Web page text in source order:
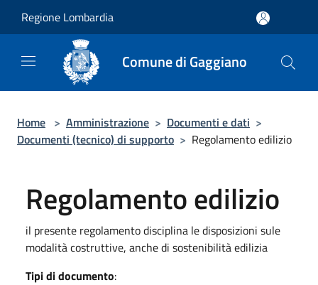
Regione Lombardia
Comune di Gaggiano
Home > Amministrazione > Documenti e dati >
Documenti (tecnico) di supporto > Regolamento edilizio
Regolamento edilizio
il presente regolamento disciplina le disposizioni sule
modalità costruttive, anche di sostenibilità edilizia
Tipi di documento: